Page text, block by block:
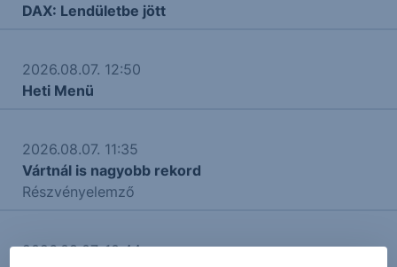
DAX: Lendületbe jött
2026.08.07. 12:50
Heti Menü
2026.08.07. 11:35
Vártnál is nagyobb rekord
Részvényelemző
2026.08.07. 10:44